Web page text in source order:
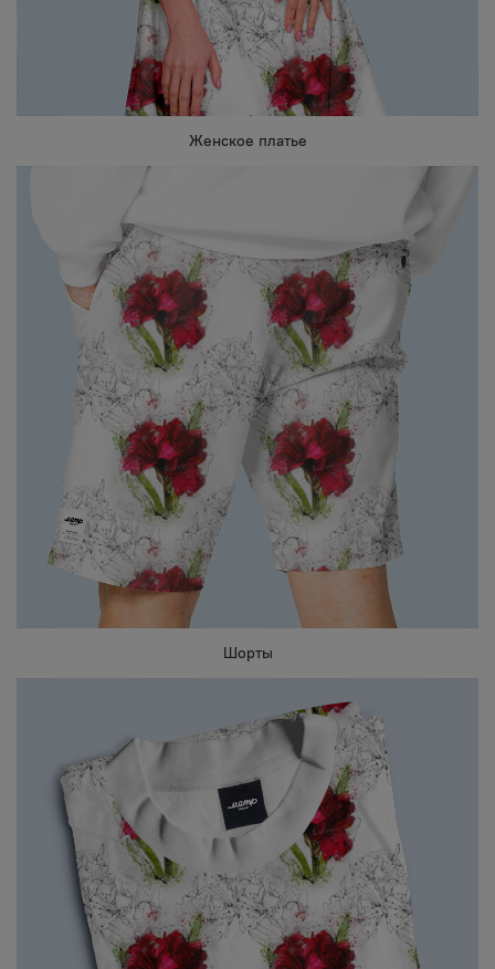
Женское платье
Шорты